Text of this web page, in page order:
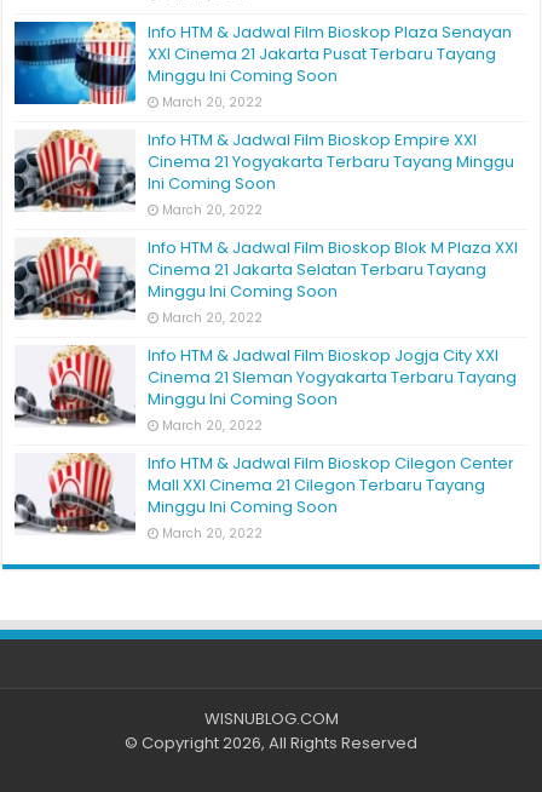
Info HTM & Jadwal Film Bioskop Plaza Senayan
XXI Cinema 21 Jakarta Pusat Terbaru Tayang
Minggu Ini Coming Soon
March 20, 2022
Info HTM & Jadwal Film Bioskop Empire XXI
Cinema 21 Yogyakarta Terbaru Tayang Minggu
Ini Coming Soon
March 20, 2022
Info HTM & Jadwal Film Bioskop Blok M Plaza XXI
Cinema 21 Jakarta Selatan Terbaru Tayang
Minggu Ini Coming Soon
March 20, 2022
Info HTM & Jadwal Film Bioskop Jogja City XXI
Cinema 21 Sleman Yogyakarta Terbaru Tayang
Minggu Ini Coming Soon
March 20, 2022
Info HTM & Jadwal Film Bioskop Cilegon Center
Mall XXI Cinema 21 Cilegon Terbaru Tayang
Minggu Ini Coming Soon
March 20, 2022
WISNUBLOG.COM
© Copyright 2026, All Rights Reserved